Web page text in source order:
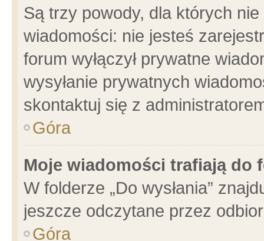
Są trzy powody, dla których
wiadomości: nie jesteś
forum wyłączył prywatne
wysyłanie prywatnych
skontaktuj się z
Góra
Moje wiadomości trafiają do
W folderze „Do wysłania”
jeszcze odczytane przez
Góra